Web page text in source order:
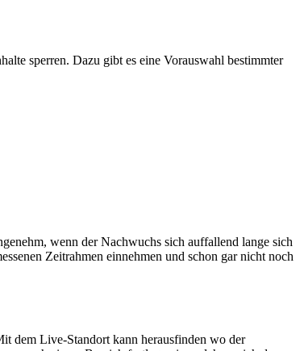
sperren. Dazu gibt es eine Vorauswahl bestimmter
wenn der Nachwuchs sich auffallend lange sich
Zeitrahmen einnehmen und schon gar nicht noch
dem Live-Standort kann herausfinden wo der